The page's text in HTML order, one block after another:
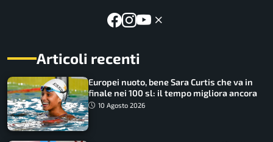
Articoli recenti
Europei nuoto, bene Sara Curtis che va in
finale nei 100 sl: il tempo migliora ancora
10 Agosto 2026